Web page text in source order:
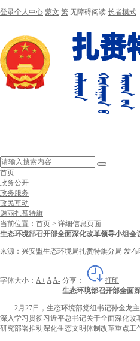
登录个人中心 蒙文 繁 无障碍阅读 长者模式
首页
政务公开
政务服务
政民互动
魅丽扎赉特旗
当前位置： 首页 > 详细信息页面
生态环境部召开部全面深化改革领导小组会
来源：兴安盟生态环境局扎赉特旗分局 发布
字体大小： A+ AA- 分享：
打印
生态环境部召开部全面
2月27日，生态环境部党组书记孙金龙主
深入学习贯彻习近平总书记关于全面深化改
研究部署推动深化生态文明体制改革重点工